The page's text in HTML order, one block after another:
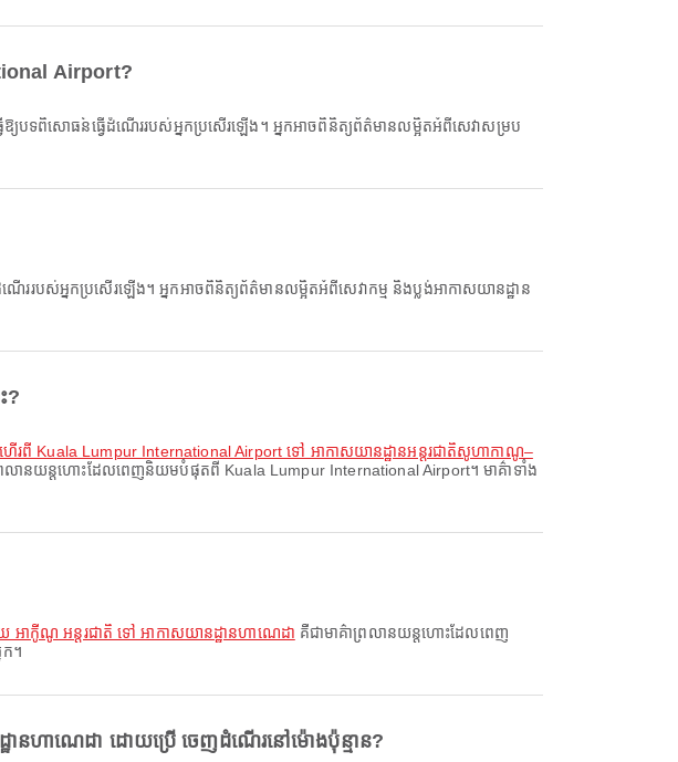
Airport?
?
ើរពី Kuala Lumpur International Airport ទៅ អាកាសយានដ្ឋានអន្តរជាតិសូហាកាណូ–
រលានយន្តហោះដែលពេញនិយមបំផុតពី Kuala Lumpur International Airport។ មាគ៌ាទាំង
អាកូីណូ អន្តរជាតិ ទៅ អាកាសយានដ្ឋានហាណេដា គឺជាមាគ៌ាព្រលានយន្តហោះដែលពេញ
ក។
នហាណេដា ដោយប្រើ ចេញដំណើរនៅម៉ោងប៉ុន្មាន?